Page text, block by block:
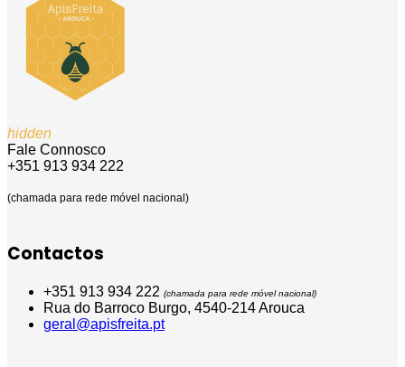
hidden
Fale Connosco
+351 913 934 222
(chamada para rede móvel nacional)
Contactos
+351 913 934 222 (chamada para rede móvel nacional)
Rua do Barroco Burgo, 4540-214 Arouca
geral@apisfreita.pt